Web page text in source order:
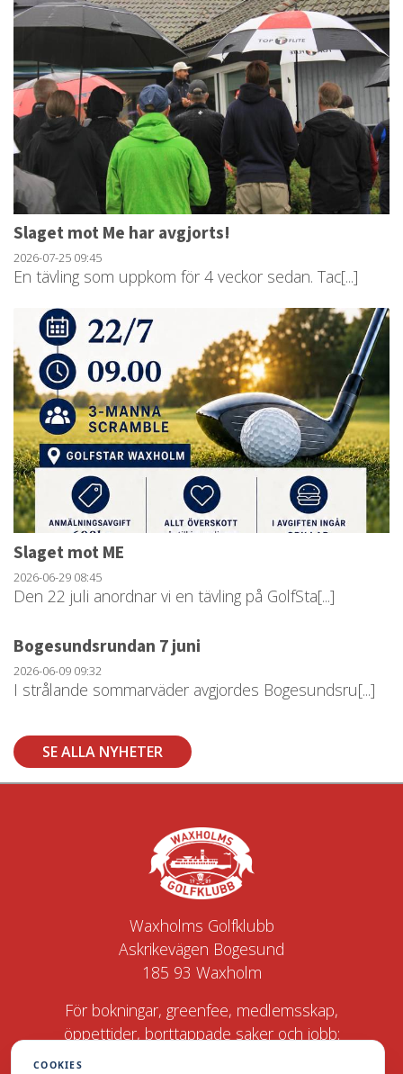
Slaget mot Me har avgjorts!
2026-07-25 09:45
En tävling som uppkom för 4 veckor sedan. Tac[...]
Slaget mot ME
2026-06-29 08:45
Den 22 juli anordnar vi en tävling på GolfSta[...]
Bogesundsrundan 7 juni
2026-06-09 09:32
I strålande sommarväder avgjordes Bogesundsru[...]
SE ALLA NYHETER
Waxholms Golfklubb
Askrikevägen Bogesund
185 93 Waxholm
För bokningar, greenfee, medlemsskap,
öppettider, borttappade saker och jobb:
COOKIES